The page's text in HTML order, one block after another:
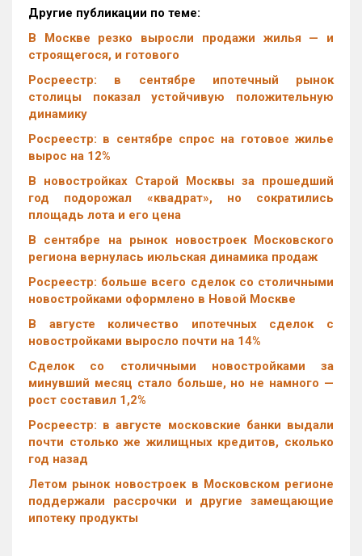
Другие публикации по теме:
В Москве резко выросли продажи жилья — и
строящегося, и готового
Росреестр: в сентябре ипотечный рынок
столицы показал устойчивую положительную
динамику
Росреестр: в сентябре спрос на готовое жилье
вырос на 12%
В новостройках Старой Москвы за прошедший
год подорожал «квадрат», но сократились
площадь лота и его цена
В сентябре на рынок новостроек Московского
региона вернулась июльская динамика продаж
Росреестр: больше всего сделок со столичными
новостройками оформлено в Новой Москве
В августе количество ипотечных сделок с
новостройками выросло почти на 14%
Cделок со столичными новостройками за
минувший месяц стало больше, но не намного —
рост составил 1,2%
Росреестр: в августе московские банки выдали
почти столько же жилищных кредитов, сколько
год назад
Летом рынок новостроек в Московском регионе
поддержали рассрочки и другие замещающие
ипотеку продукты